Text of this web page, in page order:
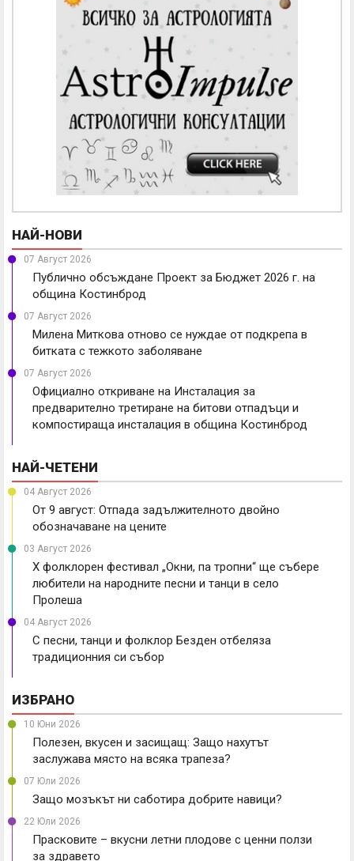
НАЙ-НОВИ
07 Август 2026
Публично обсъждане Проект за Бюджет 2026 г. на
община Костинброд
07 Август 2026
Милена Миткова отново се нуждае от подкрепа в
битката с тежкото заболяване
07 Август 2026
Официално откриване на Инсталация за
предварително третиране на битови отпадъци и
компостираща инсталация в община Костинброд
НАЙ-ЧЕТЕНИ
04 Август 2026
От 9 август: Отпада задължителното двойно
обозначаване на цените
03 Август 2026
X фолклорен фестивал „Окни, па тропни“ ще събере
любители на народните песни и танци в село
Пролеша
04 Август 2026
С песни, танци и фолклор Безден отбеляза
традиционния си събор
ИЗБРАНО
10 Юни 2026
Полезен, вкусен и засищащ: Защо нахутът
заслужава място на всяка трапеза?
07 Юли 2026
Защо мозъкът ни саботира добрите навици?
22 Юли 2026
Прасковите – вкусни летни плодове с ценни ползи
за здравето